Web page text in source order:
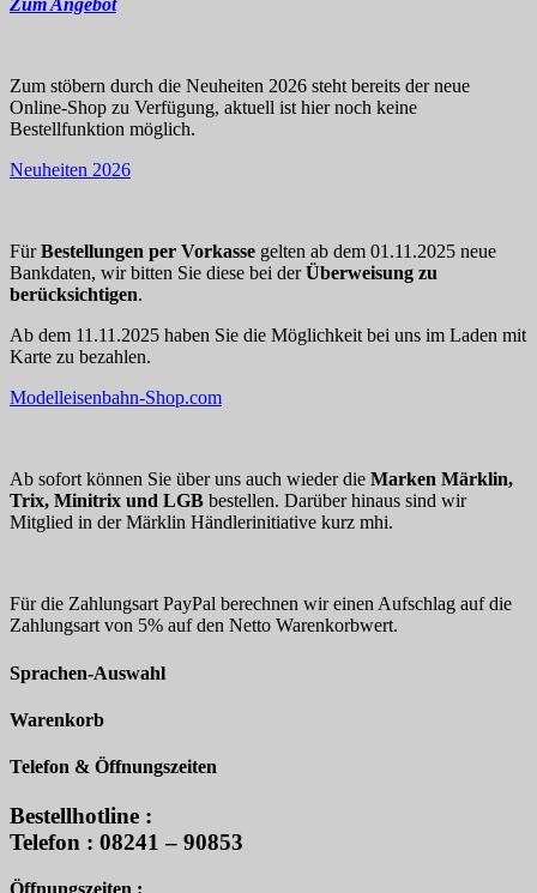
Zum Angebot
Zum stöbern durch die Neuheiten 2026 steht bereits der neue
Online-Shop zu Verfügung, aktuell ist hier noch keine
Bestellfunktion möglich.
Neuheiten 2026
FürBestellungen per Vorkasse gelten ab dem 01.11.2025 neue
Bankdaten, wir bitten Sie diese bei derÜberweisung zu
berücksichtigen.
Ab dem 11.11.2025 haben Sie die Möglichkeit bei uns im Laden mit
Karte zu bezahlen.
Modelleisenbahn-Shop.com
Ab sofort können Sie über uns auch wieder die Marken Märklin,
Trix, Minitrix und LGB bestellen. Darüber hinaus sind wir
Mitglied in der Märklin Händlerinitiative kurz mhi.
Für die Zahlungsart PayPal berechnen wir einen Aufschlag auf die
Zahlungsart von 5% auf den Netto Warenkorbwert.
Sprachen-Auswahl
Warenkorb
Telefon & Öffnungszeiten
Bestellhotline :
Telefon : 08241 – 90853
Öffnungszeiten :